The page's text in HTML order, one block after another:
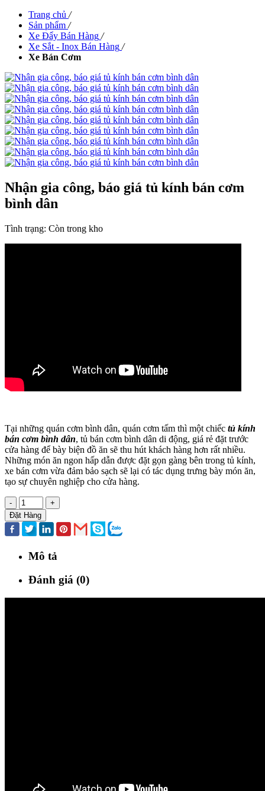
Trang chủ /
Sản phẩm /
Xe Đẩy Bán Hàng /
Xe Sắt - Inox Bán Hàng /
Xe Bán Cơm
Nhận gia công, báo giá tủ kính bán cơm
bình dân
Tình trạng: Còn trong kho
Tại những quán cơm bình dân, quán cơm tấm thì một chiếc tủ kính
bán cơm bình dân, tủ bán cơm bình dân di động, giá rẻ đặt trước
cửa hàng để bày biện đồ ăn sẽ thu hút khách hàng hơn rất nhiều.
Những món ăn ngon hấp dẫn được đặt gọn gàng bên trong tủ kính,
xe bán cơm vừa đảm bảo sạch sẽ lại có tác dụng trưng bày món ăn,
tạo sự chuyên nghiệp cho cửa hàng.
-
+
Đặt Hàng
Mô tả
Đánh giá (0)